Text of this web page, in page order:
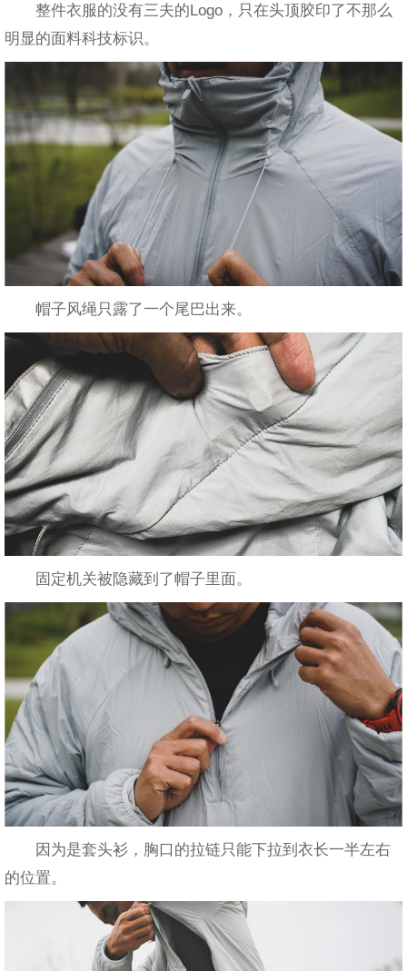
整件衣服的没有三夫的Logo，只在头顶胶印了不那么
明显的面料科技标识。
帽子风绳只露了一个尾巴出来。
固定机关被隐藏到了帽子里面。
因为是套头衫，胸口的拉链只能下拉到衣长一半左右
的位置。